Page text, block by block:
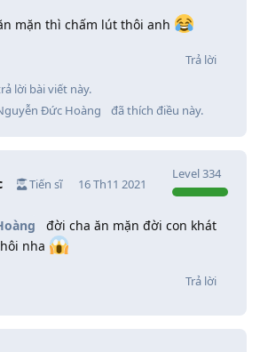
mặn thì chấm lút thôi anh
Trả lời
lời bài viết này.
Đức Hoàng đã thích điều này.
Tiến sĩ
Level334
16 Th11 2021
đời cha ăn mặn đời con khát
nha
Trả lời